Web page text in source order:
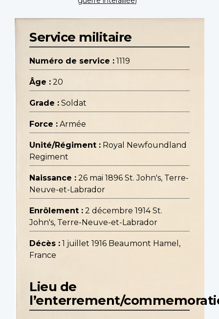
Service militaire
Numéro de service : 1119
Âge : 20
Grade : Soldat
Force : Armée
Unité/Régiment : Royal Newfoundland
Regiment
Naissance : 26 mai 1896 St. John's, Terre-
Neuve-et-Labrador
Enrôlement : 2 décembre 1914 St.
John's, Terre-Neuve-et-Labrador
Décès : 1 juillet 1916 Beaumont Hamel,
France
Lieu de
l’enterrement/